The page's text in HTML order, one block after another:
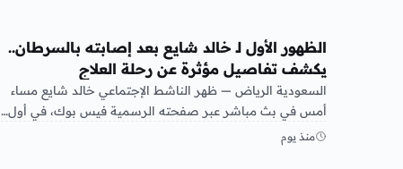
الظهور الأول لـ خالد شايع بعد إصابته بالسرطان..
يكشف تفاصيل مؤثرة عن رحلة العلاج
السعودية الرياض — ظهر الناشط الإجتماعي خالد شايع مساء
أمس في بث مباشر عبر صفحته الرسمية فيس بوك، في أول…
منذ يوم